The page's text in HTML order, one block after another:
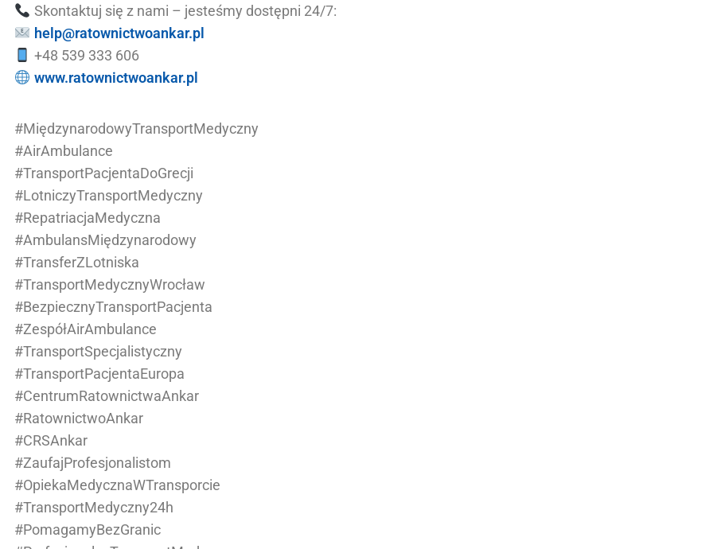
Skontaktuj się z nami – jesteśmy dostępni 24/7:
help@ratownictwoankar.pl
+48 539 333 606
www.ratownictwoankar.pl
#MiędzynarodowyTransportMedyczny
#AirAmbulance
#TransportPacjentaDoGrecji
#LotniczyTransportMedyczny
#RepatriacjaMedyczna
#AmbulansMiędzynarodowy
#TransferZLotniska
#TransportMedycznyWrocław
#BezpiecznyTransportPacjenta
#ZespółAirAmbulance
#TransportSpecjalistyczny
#TransportPacjentaEuropa
#CentrumRatownictwaAnkar
#RatownictwoAnkar
#CRSAnkar
#ZaufajProfesjonalistom
#OpiekaMedycznaWTransporcie
#TransportMedyczny24h
#PomagamyBezGranic